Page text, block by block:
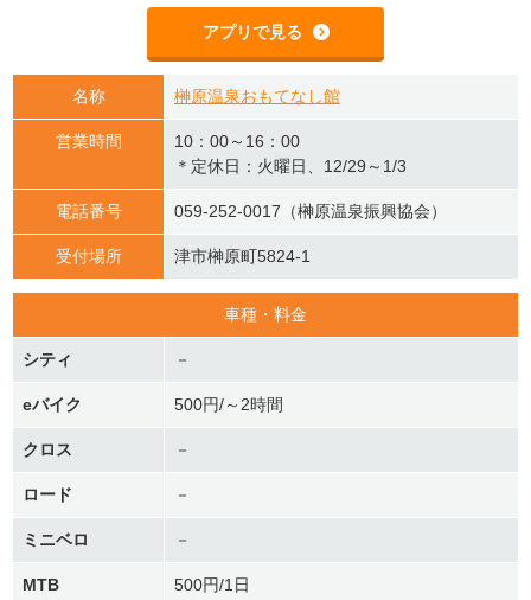
アプリで見る
名称 榊原温泉おもてなし館
営業時間
10：00～16：00
＊定休日：火曜日、12/29～1/3
電話番号 059-252-0017（榊原温泉振興協会）
受付場所 津市榊原町5824-1
車種・料金
シティ －
eバイク 500円/～2時間
クロス －
ロード －
ミニベロ －
MTB 500円/1日